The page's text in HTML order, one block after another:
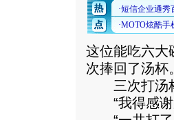
这位能吃六大
次捧回了汤杯。
三次打汤
“我得感谢